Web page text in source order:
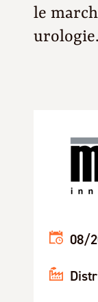
le
urologie.
08/